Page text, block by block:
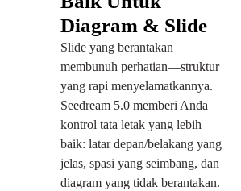
Diagram & Slide
Slide yang berantakan
membunuh perhatian—struktur
yang rapi menyelamatkannya.
Seedream 5.0 memberi Anda
kontrol tata letak yang lebih
baik: latar depan/belakang yang
jelas, spasi yang seimbang, dan
diagram yang tidak berantakan.